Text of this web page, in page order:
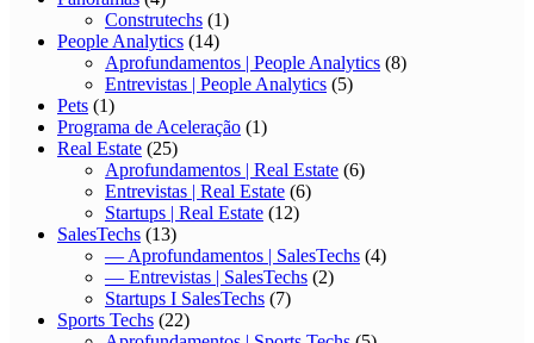
Construtechs (1)
People Analytics (14)
Aprofundamentos | People Analytics (8)
Entrevistas | People Analytics (5)
Pets (1)
Programa de Aceleração (1)
Real Estate (25)
Aprofundamentos | Real Estate (6)
Entrevistas | Real Estate (6)
Startups | Real Estate (12)
SalesTechs (13)
— Aprofundamentos | SalesTechs (4)
— Entrevistas | SalesTechs (2)
Startups I SalesTechs (7)
Sports Techs (22)